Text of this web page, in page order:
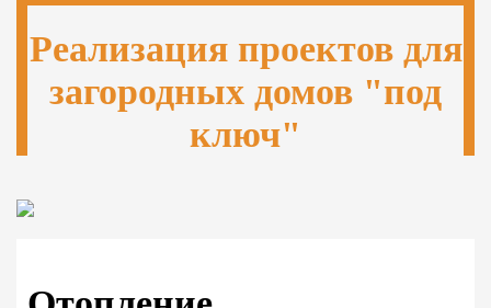
Реализация проектов для
загородных домов "под
ключ"